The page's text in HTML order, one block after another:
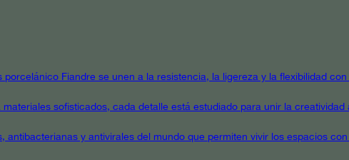
Fiandre se unen a la resistencia, la ligereza y la flexibilidad
sofisticados, cada detalle está estudiado para unir la
antibacterianas y antivirales del mundo que permiten vivir los espacios